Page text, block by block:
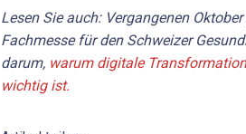
Lesen Sie auch: Vergangenen
Fachmesse für den Schweizer
darum, warum digitale
wichtig ist.